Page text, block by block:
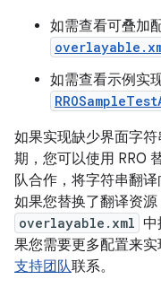
如需查看可叠加
如需查看示例实
如果实现缺少界面字
期，您可以使用 RRO
队合作，将字符串翻
如果您替换了翻译资
overlayable.xml 中
果您需要更多配置来
支持团队联系。